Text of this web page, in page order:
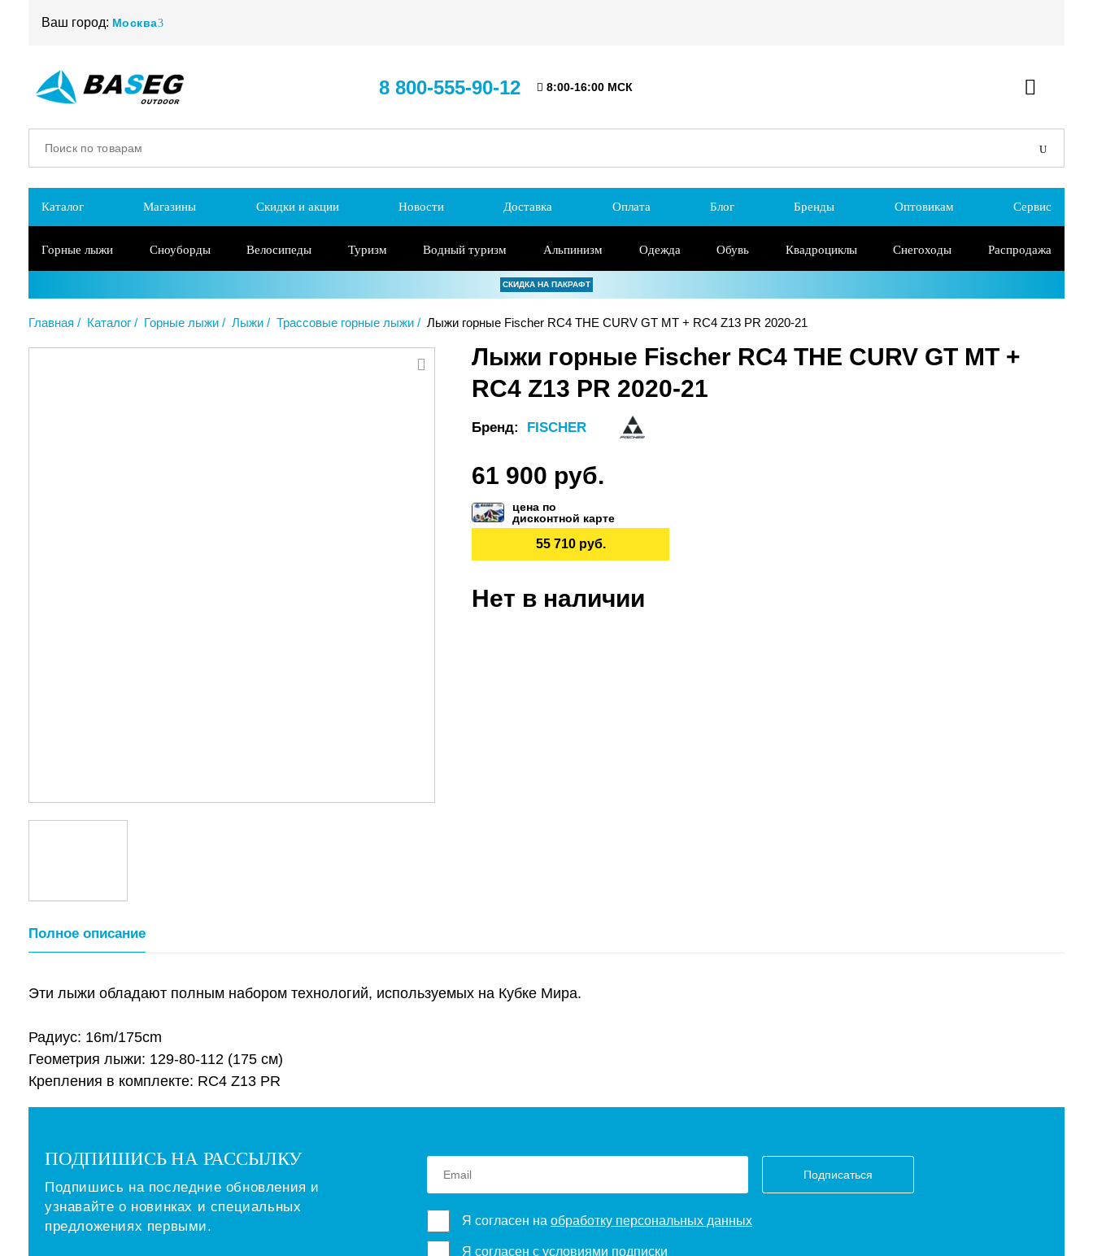
Ваш город: Москва
8 800-555-90-12 8:00-16:00 МСК
Каталог Магазины Скидки и акции Новости Доставка Оплата Блог Бренды Оптовикам Сервис
Горные лыжи Сноуборды Велосипеды Туризм Водный туризм Альпинизм Одежда Обувь Квадроциклы Снегоходы Распродажа
СКИДКА НА ПАКРАФТ
Главная Каталог Горные лыжи Лыжи Трассовые горные лыжи Лыжи горные Fischer RC4 THE CURV GT MT + RC4 Z13 PR 2020-21
Лыжи горные Fischer RC4 THE CURV GT MT +
RC4 Z13 PR 2020-21
Бренд: FISCHER
61 900 руб.
цена по
дисконтной карте
55 710 руб.
Нет в наличии
Полное описание
Эти лыжи обладают полным набором технологий, используемых на Кубке Мира.
Радиус: 16m/175cm
Геометрия лыжи: 129-80-112 (175 см)
Крепления в комплекте: RC4 Z13 PR
ПОДПИШИСЬ НА РАССЫЛКУ
Подпишись на последние обновления и
узнавайте о новинках и специальных
предложениях первыми.
Подписаться
Я согласен на обработку персональных данных
Я согласен с условиями подписки